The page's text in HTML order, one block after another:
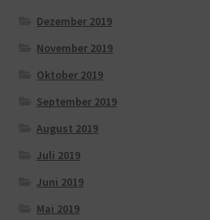
Dezember 2019
November 2019
Oktober 2019
September 2019
August 2019
Juli 2019
Juni 2019
Mai 2019